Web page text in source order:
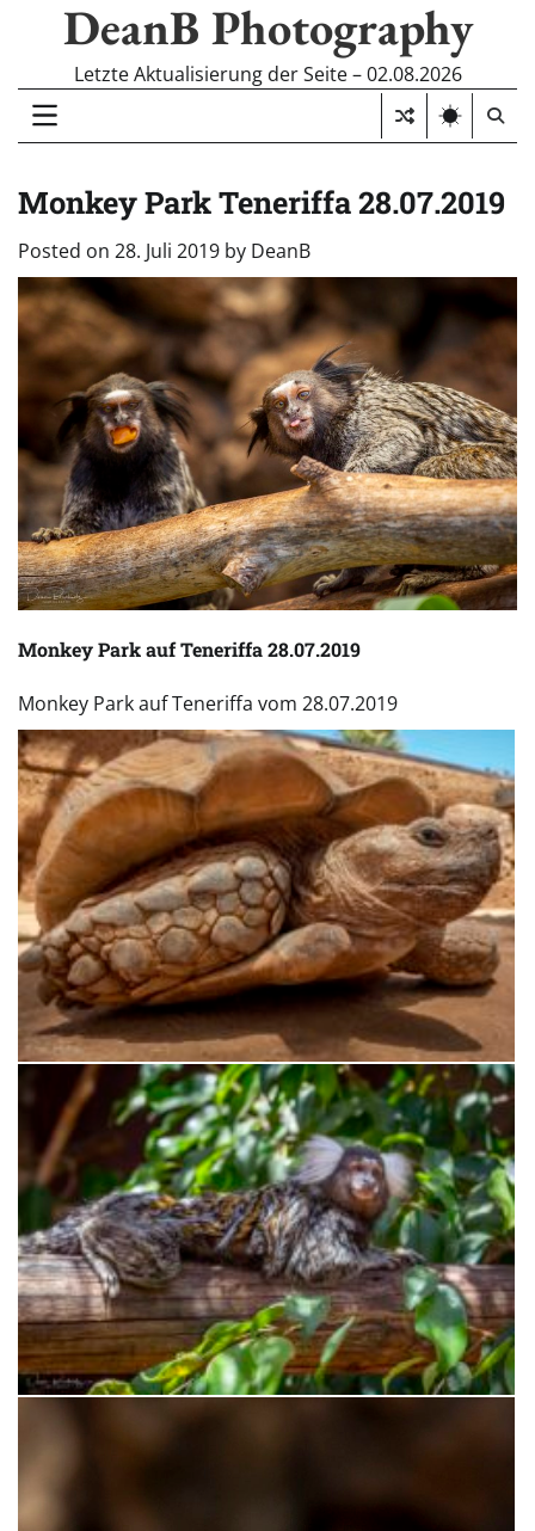
DeanB Photography
Letzte Aktualisierung der Seite – 02.08.2026
Monkey Park Teneriffa 28.07.2019
Posted on 28. Juli 2019 by DeanB
Monkey Park auf Teneriffa 28.07.2019
Monkey Park auf Teneriffa vom 28.07.2019